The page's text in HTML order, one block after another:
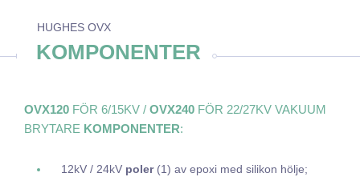
HUGHES OVX
KOMPONENTER
OVX120 FÖR 6/15KV / OVX240 FÖR 22/27KV VAKUUM
BRYTARE KOMPONENTER:
12kV / 24kV poler(1) av epoxi med silikon hölje;